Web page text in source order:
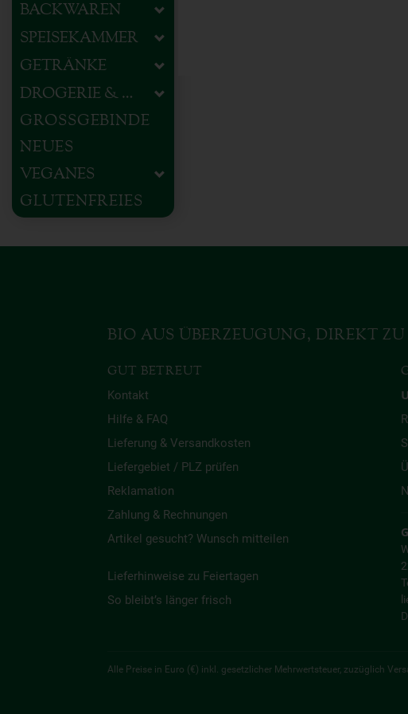
BACKWAREN
SPEISEKAMMER
GETRÄNKE
DROGERIE & HAUSHALT
GROSSGEBINDE
NEUES
VEGANES
GLUTENFREIES
BIO AUS ÜBERZEUGUNG, DIREKT
GUT BETREUT
Kontakt
Hilfe & FAQ
Lieferung & Versandkosten
Liefergebiet / PLZ prüfen
Reklamation
Zahlung & Rechnungen
Artikel gesucht? Wunsch mitteilen
Lieferhinweise zu Feiertagen
So bleibt’s länger frisch
Alle Preise in Euro (€) inkl. gesetzlicher Mehrwertsteuer, zuzüglich